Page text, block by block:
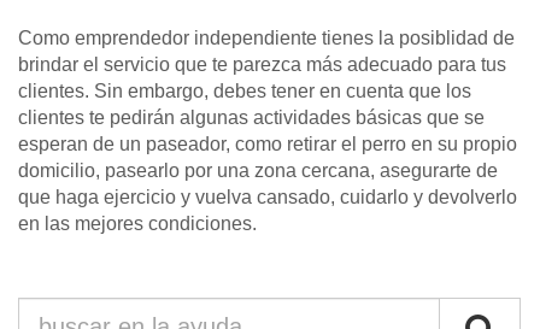
Como emprendedor independiente tienes la posiblidad de
brindar el servicio que te parezca más adecuado para tus
clientes. Sin embargo, debes tener en cuenta que los
clientes te pedirán algunas actividades básicas que se
esperan de un paseador, como retirar el perro en su propio
domicilio, pasearlo por una zona cercana, asegurarte de
que haga ejercicio y vuelva cansado, cuidarlo y devolverlo
en las mejores condiciones.